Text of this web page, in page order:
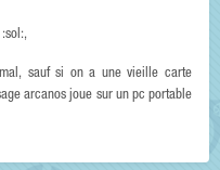
sauf si on a une vieille carte
arcanos joue sur un pc portable